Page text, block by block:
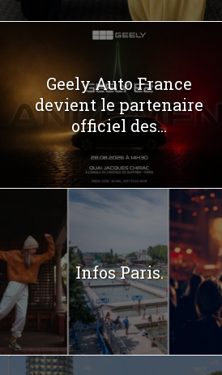
Geely Auto France
devient le partenaire
officiel des...
Infos Paris.